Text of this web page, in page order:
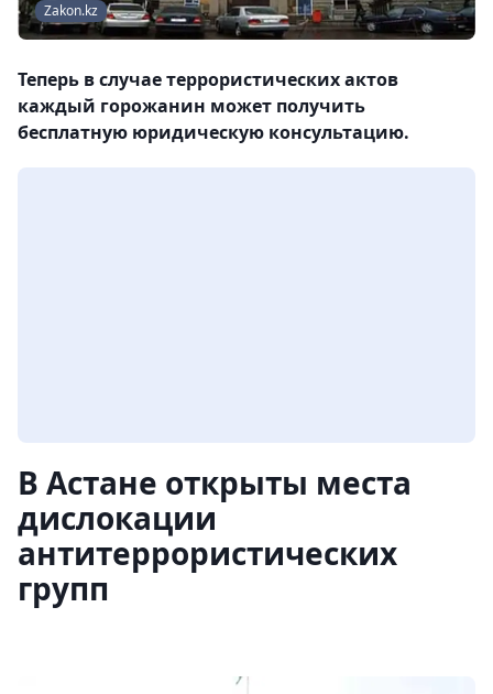
Zakon.kz
Теперь в случае террористических актов
каждый горожанин может получить
бесплатную юридическую консультацию.
В Астане открыты места
дислокации
антитеррористических
групп